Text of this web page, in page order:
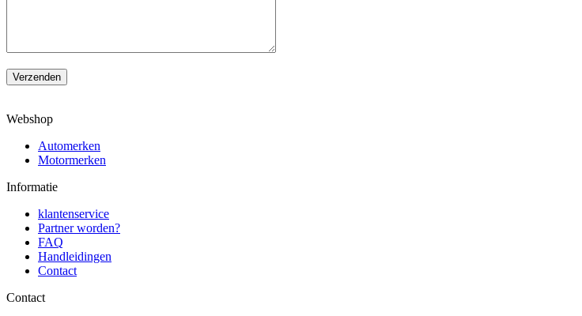
Verzenden
Webshop
Automerken
Motormerken
Informatie
klantenservice
Partner worden?
FAQ
Handleidingen
Contact
Contact